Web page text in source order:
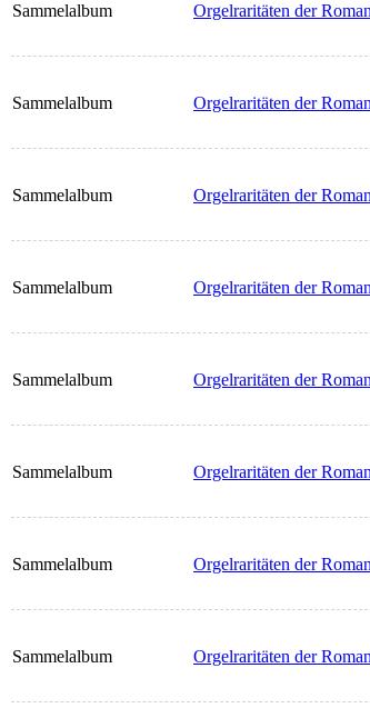
Sammelalbum Orgelraritäten der
Sammelalbum Orgelraritäten der
Sammelalbum Orgelraritäten der
Sammelalbum Orgelraritäten der
Sammelalbum Orgelraritäten der
Sammelalbum Orgelraritäten der
Sammelalbum Orgelraritäten der
Sammelalbum Orgelraritäten der